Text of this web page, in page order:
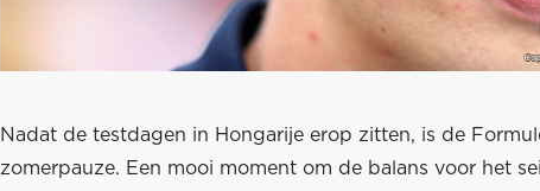
Nadat de testdagen in Hongarije erop zitten, is de
zomerpauze. Een mooi moment om de balans voor het